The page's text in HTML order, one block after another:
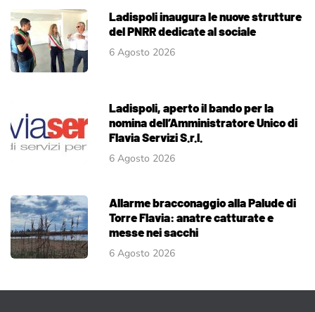
Ladispoli inaugura le nuove strutture
del PNRR dedicate al sociale
6 Agosto 2026
Ladispoli, aperto il bando per la
nomina dell’Amministratore Unico di
Flavia Servizi S.r.l.
6 Agosto 2026
Allarme bracconaggio alla Palude di
Torre Flavia: anatre catturate e
messe nei sacchi
6 Agosto 2026